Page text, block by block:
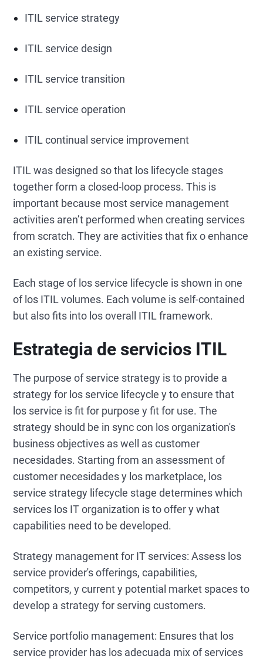
ITIL service strategy
ITIL service design
ITIL service transition
ITIL service operation
ITIL continual service improvement
ITIL was designed so that los lifecycle stages
together form a closed-loop process. This is
important because most service management
activities aren’t performed when creating services
from scratch. They are activities that fix o enhance
an existing service.
Each stage of los service lifecycle is shown in one
of los ITIL volumes. Each volume is self-contained
but also fits into los overall ITIL framework.
Estrategia de servicios ITIL
The purpose of service strategy is to provide a
strategy for los service lifecycle y to ensure that
los service is fit for purpose y fit for use. The
strategy should be in sync con los organization's
business objectives as well as customer
necesidades. Starting from an assessment of
customer necesidades y los marketplace, los
service strategy lifecycle stage determines which
services los IT organization is to offer y what
capabilities need to be developed.
Strategy management for IT services: Assess los
service provider's offerings, capabilities,
competitors, y current y potential market spaces to
develop a strategy for serving customers.
Service portfolio management: Ensures that los
service provider has los adecuada mix of services